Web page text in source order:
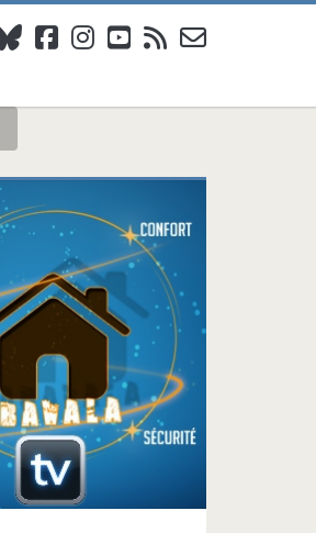
blueskyfacebook
instagram
youtube
rss email-